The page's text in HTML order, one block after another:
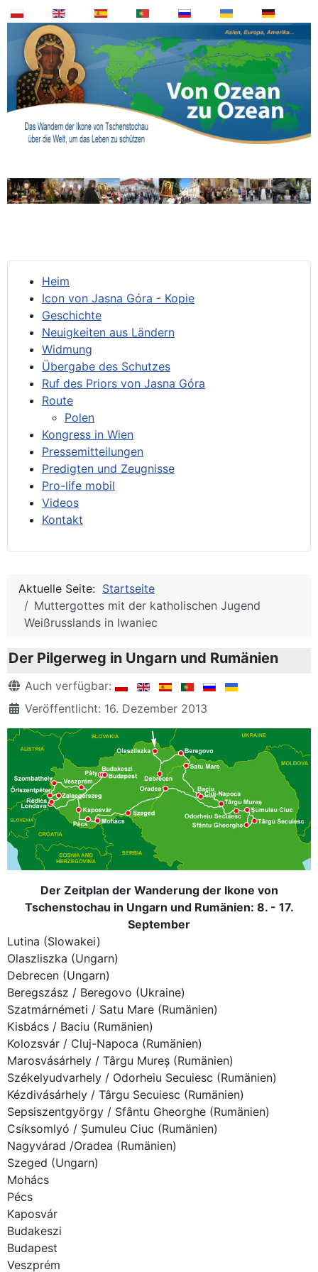
Heim
Icon von Jasna Góra - Kopie
Geschichte
Neuigkeiten aus Ländern
Widmung
Übergabe des Schutzes
Ruf des Priors von Jasna Góra
Route
Polen
Kongress in Wien
Pressemitteilungen
Predigten und Zeugnisse
Pro-life mobil
Videos
Kontakt
Aktuelle Seite: Startseite
Muttergottes mit der katholischen Jugend
Weißrusslands in Iwaniec
Der Pilgerweg in Ungarn und Rumänien
DetailsAuch verfügbar:
Veröffentlicht: 16. Dezember 2013
Der Zeitplan der Wanderung der Ikone von
Tschenstochau in Ungarn und Rumänien: 8. - 17.
September
Lutina (Slowakei)
Olaszliszka (Ungarn)
Debrecen (Ungarn)
Beregszász / Beregovo (Ukraine)
Szatmárnémeti / Satu Mare (Rumänien)
Kisbács / Baciu (Rumänien)
Kolozsvár / Cluj-Napoca (Rumänien)
Marosvásárhely / Târgu Mureș (Rumänien)
Székelyudvarhely / Odorheiu Secuiesc (Rumänien)
Kézdivásárhely / Târgu Secuiesc (Rumänien)
Sepsiszentgyörgy / Sfântu Gheorghe (Rumänien)
Csíksomlyó / Șumuleu Ciuc (Rumänien)
Nagyvárad /Oradea (Rumänien)
Szeged (Ungarn)
Mohács
Pécs
Kaposvár
Budakeszi
Budapest
Veszprém